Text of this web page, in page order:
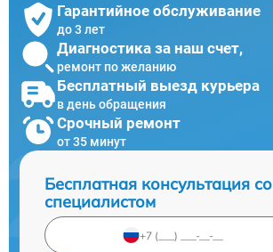
Гарантийное обслуживание
до 3 лет
Диагностика за наш счет,
ремонт по желанию
Бесплатный выезд курьера
в день обращения
Срочный ремонт
от 35 минут
Бесплатная консультация со
специалистом